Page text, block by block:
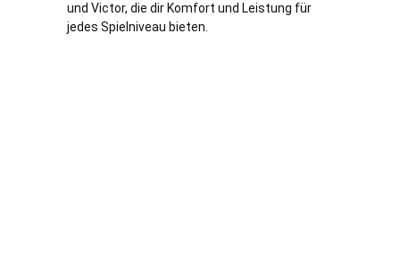
und Victor, die dir Komfort und Leistung für
jedes Spielniveau bieten.